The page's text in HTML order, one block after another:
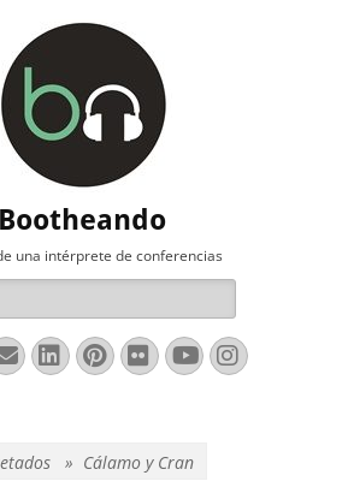
Bootheando
una intérprete de conferencias
LinkedIn
Pinterest
FlickrYouTube
» Cálamo y Cran